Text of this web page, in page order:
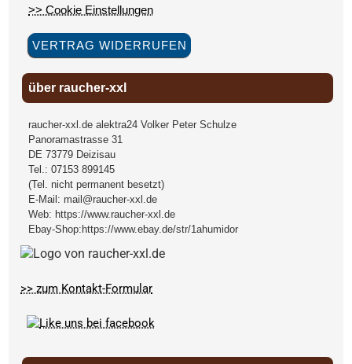
>> Cookie Einstellungen
VERTRAG WIDERRUFEN
über raucher-xxl
raucher-xxl.de alektra24 Volker Peter Schulze
Panoramastrasse 31
DE 73779 Deizisau
Tel.:07153 899145
(Tel. nicht permanent besetzt)
E-Mail: mail@raucher-xxl.de
Web: https://www.raucher-xxl.de
Ebay-Shop: https://www.ebay.de/str/1ahumidor
>> zum Kontakt-Formular